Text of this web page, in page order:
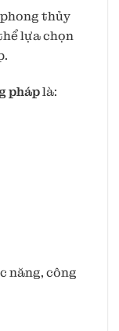
thủy
lựa chọn
pháplà:
năng, công